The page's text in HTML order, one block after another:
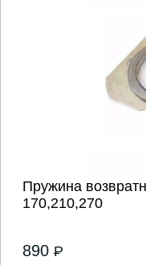
Пружина
170,210,270
890 P